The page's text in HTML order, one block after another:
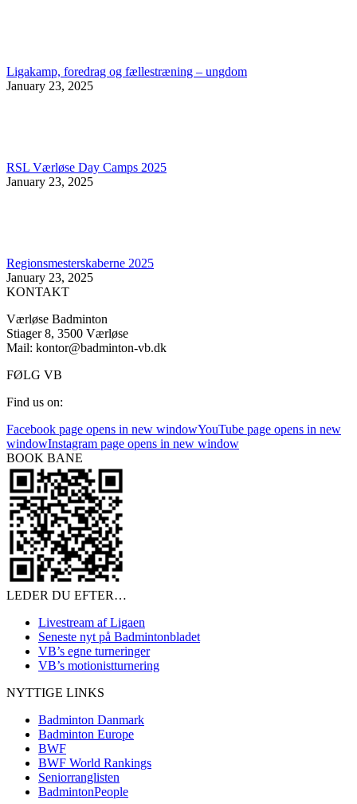
Ligakamp, foredrag og fællestræning – ungdom
January 23, 2025
RSL Værløse Day Camps 2025
January 23, 2025
Regionsmesterskaberne 2025
January 23, 2025
KONTAKT
Værløse Badminton
Stiager 8, 3500 Værløse
Mail: kontor@badminton-vb.dk
FØLG VB
Find us on:
Facebook page opens in new windowYouTube page opens in new
windowInstagram page opens in new window
BOOK BANE
LEDER DU EFTER…
Livestream af Ligaen
Seneste nyt på Badmintonbladet
VB’s egne turneringer
VB’s motionistturnering
NYTTIGE LINKS
Badminton Danmark
Badminton Europe
BWF
BWF World Rankings
Seniorranglisten
BadmintonPeople